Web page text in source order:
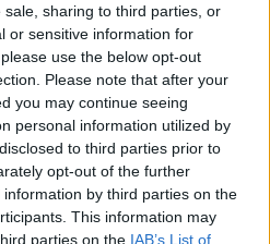
sharing to third parties, or
or sensitive information for
use the below opt-out
Please note that after your
you may continue seeing
personal information utilized by
to third parties prior to
opt-out of the further
by third parties on the
This information may
parties on the IAB’s List of
Top
Omelette
Bohnen